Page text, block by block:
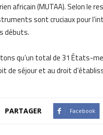
africain (MUTAA). Selon le
sont cruciaux pour
débuts.
qu’un total de 31 États-
de séjour et au droit
PARTAGER Facebook